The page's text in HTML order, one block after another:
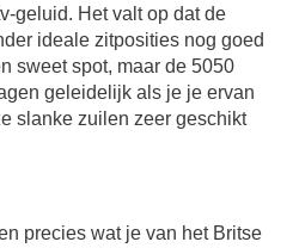
geluid. Het valt op dat de
ideale zitposities nog goed
sweet spot, maar de 5050
geleidelijk als je je ervan
slanke zuilen zeer geschikt
precies wat je van het Britse